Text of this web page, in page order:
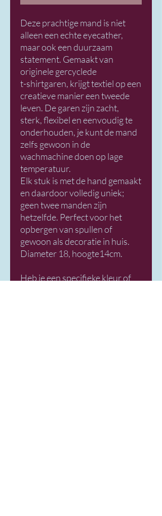
Deze prachtige mand is niet
alleen een echte eyecather,
maar ook een duurzaam
statement. Gemaakt van
originele gercyclede
t-shirtgaren, krijgt textiel op een
creatieve manier een tweede
leven. De garen zijn zacht,
sterk, flexibel en eenvoudig te
onderhouden, je kunt de mand
zelfs gewoon in de
wachmachine doen op lage
temperatuur.
Elk stuk is met de hand gemaakt
en daardoor volledig uniek;
geen twee manden zijn
hetzelfde. Perfect voor het
opbergen van spullen of
gewoon als decoratie in huis.
Diameter 18, hoogte14cm.
Heb je een specifieke kleur of